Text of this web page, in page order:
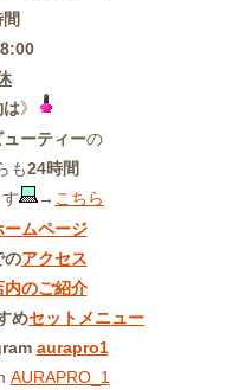
は》
ーティーの
も24時間
→ こちら
ームページ
のアクセス
内のご紹介
めセットメニュー
aurapro1
AURAPRO_1